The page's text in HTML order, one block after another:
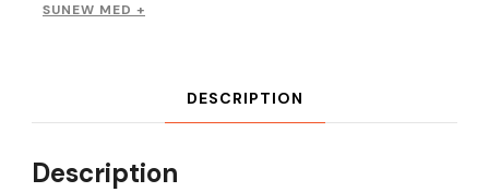
SUNEW MED +
DESCRIPTION
Description